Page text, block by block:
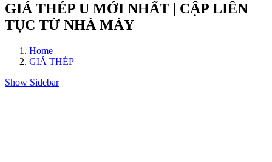
GIÁ THÉP U MỚI NHẤT | CẬP LIÊN
TỤC TỪ NHÀ MÁY
Home
GIÁ THÉP
Show Sidebar